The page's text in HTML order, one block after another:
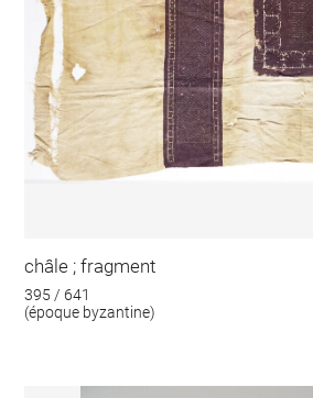
châle ; fragment
395 / 641
(époque byzantine)